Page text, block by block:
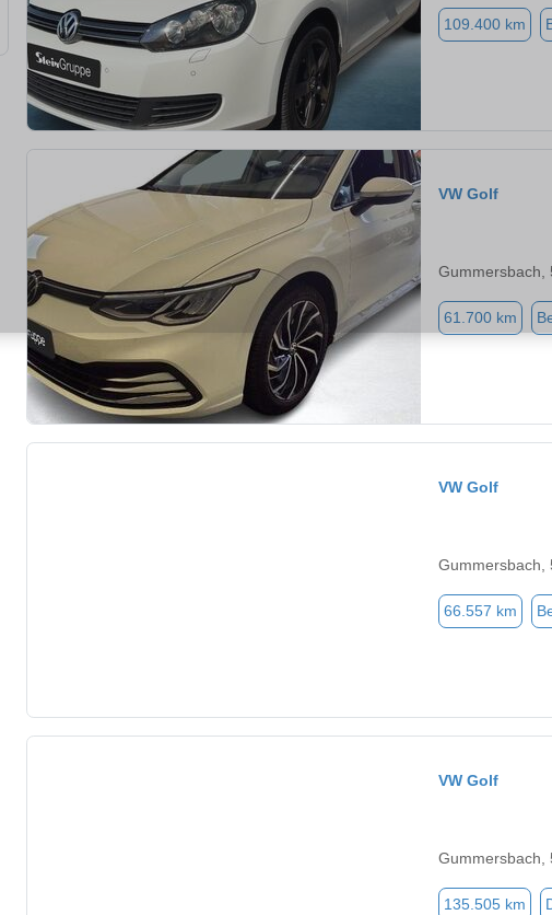
109.400 km
VW Golf
Gummersbach,
61.700 km
VW Golf
Gummersbach,
66.557 km
VW Golf
Gummersbach,
135.505 km